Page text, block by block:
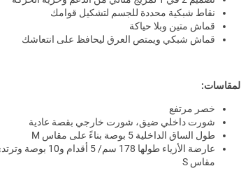
نقاط شبكية محددة للجسم لتشكيل قوامك
قماش متين وبلا حياكة
قماش شبكي ويمتص العرق ليحافظ على انتعاشك
المقاسات:
خصر مرتفع
شورت داخلي ضيق، شورت خارجي بقصة عادية
طول الساق الداخلية 5 بوصة بناءً على مقاس M
عارضة الأزياء طولها 178 سم/ 5 أقدام و10
مقاس S